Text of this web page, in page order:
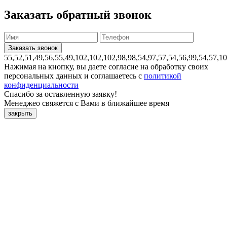
Заказать обратный звонок
Нажимая на кнопку, вы даете согласие на обработку своих
персональных данных и соглашаетесь с политикой
конфиденциальности
Спасибо за оставленную заявку!
Менеджео свяжется с Вами в ближайшее время
закрыть